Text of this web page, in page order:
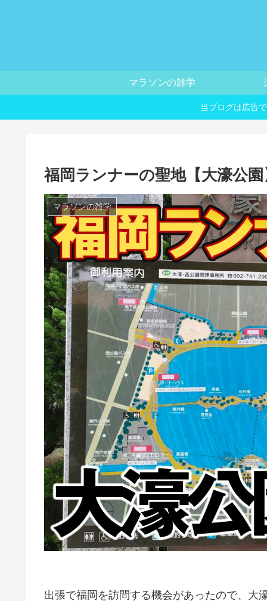
マラソンの雑学
当ブログは広告
福岡ランナーの聖地【大濠公
マラソンの雑学
出張で福岡を訪問する機会があったので、大